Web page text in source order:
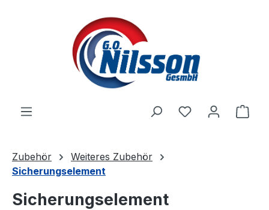
Zum Hauptinhalt springen
Zubehör
Weiteres Zubehör
Sicherungselement
Sicherungselement